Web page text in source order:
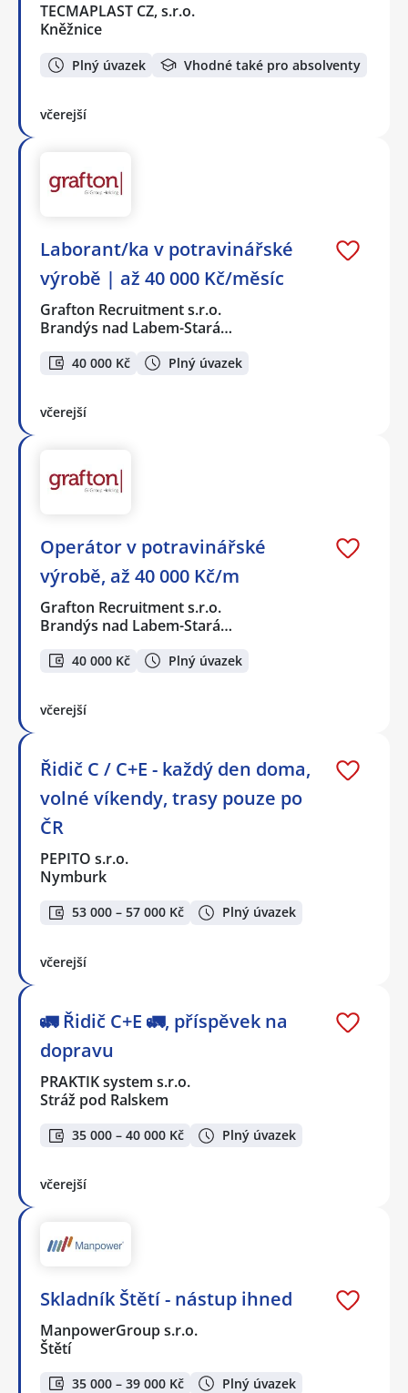
TECMAPLAST CZ, s.r.o.
Kněžnice
Plný úvazek Vhodné také pro absolventy
včerejší
Laborant/ka v potravinářské
výrobě | až 40 000 Kč/měsíc
Grafton Recruitment s.r.o.
Brandýs nad Labem-Stará…
40 000 Kč Plný úvazek
včerejší
Operátor v potravinářské
výrobě, až 40 000 Kč/m
Grafton Recruitment s.r.o.
Brandýs nad Labem-Stará…
40 000 Kč Plný úvazek
včerejší
Řidič C / C+E - každý den doma,
volné víkendy, trasy pouze po
ČR
PEPITO s.r.o.
Nymburk
53 000 – 57 000 Kč Plný úvazek
včerejší
🚛 Řidič C+E 🚛, příspěvek na
dopravu
PRAKTIK system s.r.o.
Stráž pod Ralskem
35 000 – 40 000 Kč Plný úvazek
včerejší
Skladník Štětí - nástup ihned
ManpowerGroup s.r.o.
Štětí
35 000 – 39 000 Kč Plný úvazek